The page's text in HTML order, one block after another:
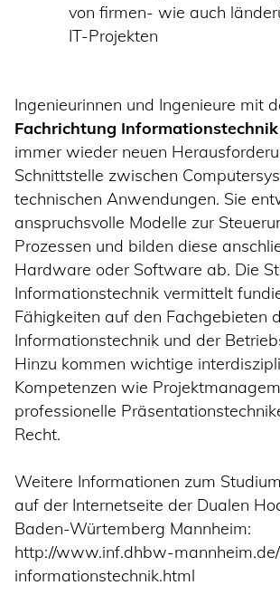
von firmen- wie auch
IT-Projekten
Ingenieurinnen und Ingenieure mit
Fachrichtung Informationstechnik
immer wieder neuen
Schnittstelle zwischen
technischen Anwendungen. Sie
anspruchsvolle Modelle zur
Prozessen und bilden diese
Hardware oder Software ab. Die
Informationstechnik vermittelt
Fähigkeiten auf den Fachgebieten
Informationstechnik und der
Hinzu kommen wichtige
Kompetenzen wie
professionelle
Recht.
Weitere Informationen zum
auf der Internetseite der Dualen
Baden-Würtemberg Mannheim:
http://www.inf.dhbw-
informationstechnik.html